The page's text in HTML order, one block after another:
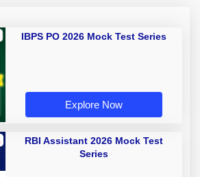
IBPS PO 2026 Mock Test Series
Explore Now
RBI Assistant 2026 Mock Test
Series